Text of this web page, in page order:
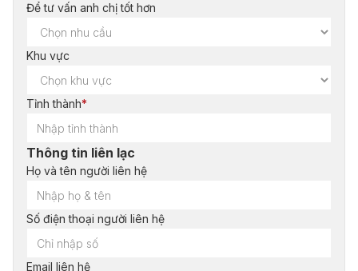
Để tư vấn anh chị tốt hơn
Khu vực
Tỉnh thành*
Thông tin liên lạc
Họ và tên người liên hệ
Số điện thoại người liên hệ
Email liên hệ